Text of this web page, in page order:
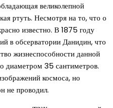
великолепной
ртуть. Несмотря на то, что о
известно. В 1875 году
в обсерватории Данидин, что
жизнеспособности данной
диаметром 35 сантиметров.
космоса, но
не проводил.